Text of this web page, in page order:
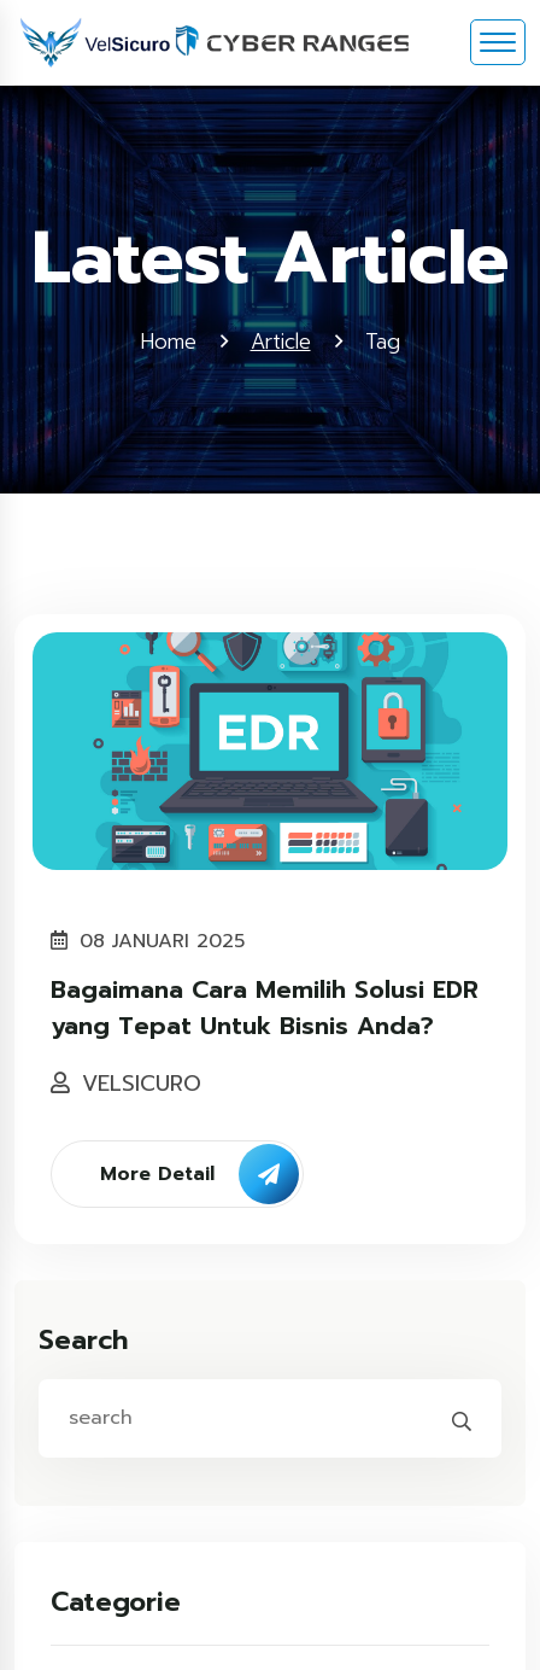
Latest Article
Home Article Tag
08 JANUARI 2025
Bagaimana Cara Memilih Solusi EDR
yang Tepat Untuk Bisnis Anda?
VELSICURO
More Detail
Search
Categorie